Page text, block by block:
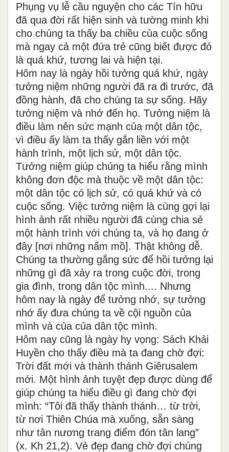
Phụng vụ lễ cầu nguyện cho các Tín hữu
đã qua đời rất hiện sinh và tường minh khi
cho chúng ta thấy ba chiều của cuộc sống
mà ngay cả một đứa trẻ cũng biết được đó
là quá khứ, tương lai và hiện tại.
Hôm nay là ngày hồi tưởng quá khứ, ngày
tưởng niệm những người đã ra đi trước, đã
đồng hành, đã cho chúng ta sự sống. Hãy
tưởng niệm và nhớ đến họ. Tưởng niệm là
điều làm nên sức mạnh của một dân tộc,
vì điều ấy làm ta thấy gắn liền với một
hành trình, một lịch sử, một dân tộc.
Tưởng niệm giúp chúng ta hiểu rằng mình
không đơn độc mà thuộc về một dân tộc:
một dân tộc có lịch sử, có quá khứ và có
cuộc sống. Việc tưởng niệm là cùng gợi lại
hình ảnh rất nhiều người đã cùng chia sẻ
một hành trình với chúng ta, và họ đang ở
đây [nơi những nấm mồ]. Thật không dễ.
Chúng ta thường gắng sức để hồi tưởng lại
những gì đã xảy ra trong cuộc đời, trong
gia đình, trong dân tộc mình.... Nhưng
hôm nay là ngày để tưởng nhớ, sự tưởng
nhớ ấy đưa chúng ta về cội nguồn của
mình và của của dân tộc mình.
Hôm nay cũng là ngày hy vọng: Sách Khải
Huyền cho thấy điều mà ta đang chờ đợi:
Trời đất mới và thành thánh Giêrusalem
mới. Một hình ảnh tuyệt đẹp được dùng để
giúp chúng ta hiểu điều gì đang chờ đợi
mình: “Tôi đã thấy thành thánh… từ trời,
từ nơi Thiên Chúa mà xuống, sẵn sàng
như tân nương trang điểm đón tân lang”
(x. Kh 21,2). Vẻ đẹp đang chờ đợi chúng